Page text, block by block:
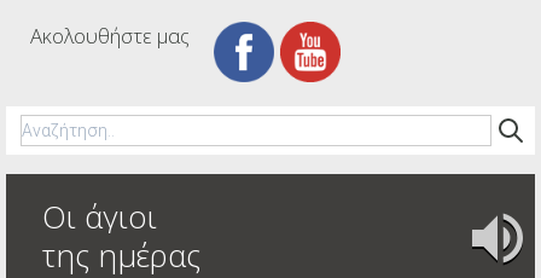
Ακολουθήστε μας
Οι άγιοι
της ημέρας